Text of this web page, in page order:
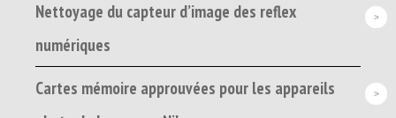
Nettoyage du capteur d’image des reflex
numériques
Cartes mémoire approuvées pour les appareils